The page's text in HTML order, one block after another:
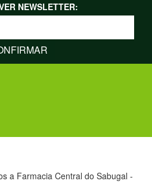
NEWSLETTER:
a Farmacia Central do Sabugal -